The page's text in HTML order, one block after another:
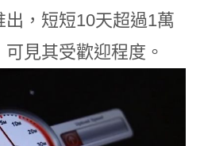
，短短10天超過1萬
見其受歡迎程度。